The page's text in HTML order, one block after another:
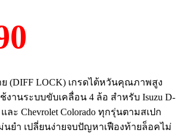
(DIFF LOCK) เกรดไต้หวันคุณภาพสูง
านระบบขับเคลื่อน 4 ล้อ สำหรับ Isuzu D-
ละ Chevrolet Colorado ทุกรุ่นตามสเปก
ยำ เปลี่ยนง่ายจบปัญหาเฟืองท้ายล็อคไม่